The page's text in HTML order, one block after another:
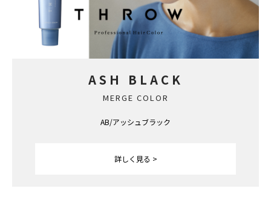
ASH BLACK
MERGE COLOR
AB/アッシュブラック
詳しく見る >